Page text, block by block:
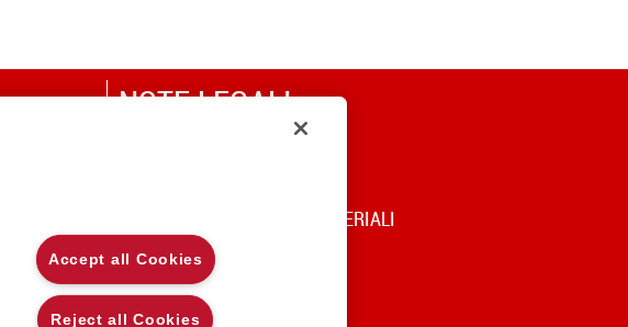
NOTE LEGALI
CODICE DI UTILIZZO DEI MATERIALI
Accept all Cookies
Reject all Cookies